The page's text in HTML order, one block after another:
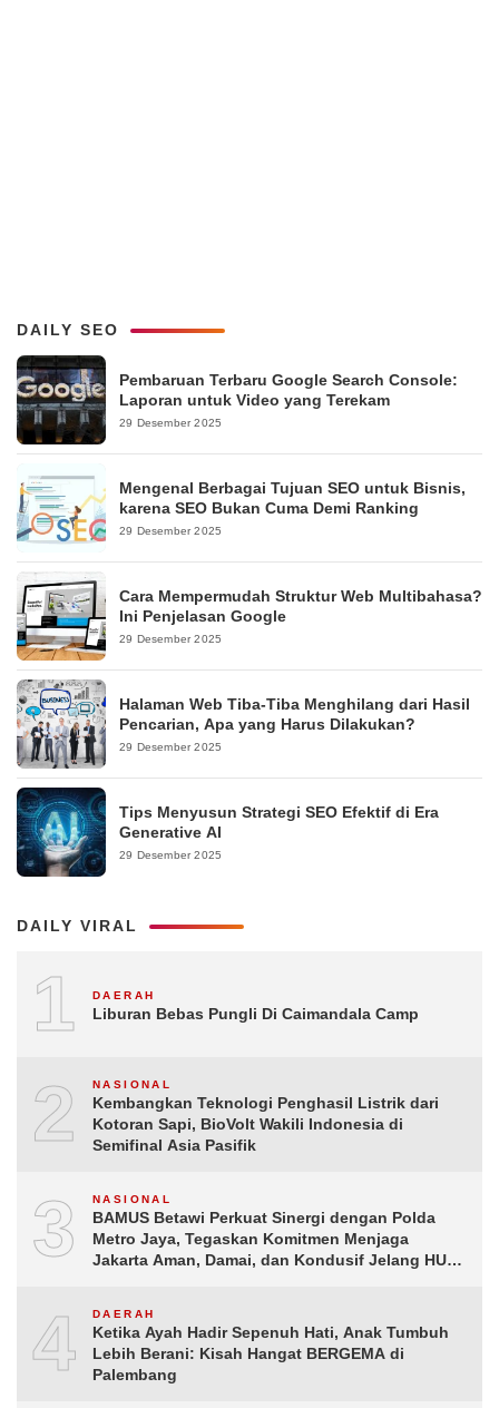
DAILY SEO
Pembaruan Terbaru Google Search Console:
Laporan untuk Video yang Terekam
29 Desember 2025
Mengenal Berbagai Tujuan SEO untuk Bisnis,
karena SEO Bukan Cuma Demi Ranking
29 Desember 2025
Cara Mempermudah Struktur Web Multibahasa?
Ini Penjelasan Google
29 Desember 2025
Halaman Web Tiba-Tiba Menghilang dari Hasil
Pencarian, Apa yang Harus Dilakukan?
29 Desember 2025
Tips Menyusun Strategi SEO Efektif di Era
Generative AI
29 Desember 2025
DAILY VIRAL
1 DAERAH
Liburan Bebas Pungli Di Caimandala Camp
2 NASIONAL
Kembangkan Teknologi Penghasil Listrik dari
Kotoran Sapi, BioVolt Wakili Indonesia di
Semifinal Asia Pasifik
3 NASIONAL
BAMUS Betawi Perkuat Sinergi dengan Polda
Metro Jaya, Tegaskan Komitmen Menjaga
Jakarta Aman, Damai, dan Kondusif Jelang HUT
4 DAERAH
Ketika Ayah Hadir Sepenuh Hati, Anak Tumbuh
Lebih Berani: Kisah Hangat BERGEMA di
Palembang